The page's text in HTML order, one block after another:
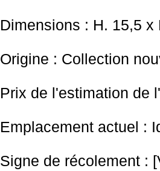
Dimensions : H. 15,5 x
Origine : Collection
Prix de l'estimation de
Emplacement actuel :
Signe de récolement :